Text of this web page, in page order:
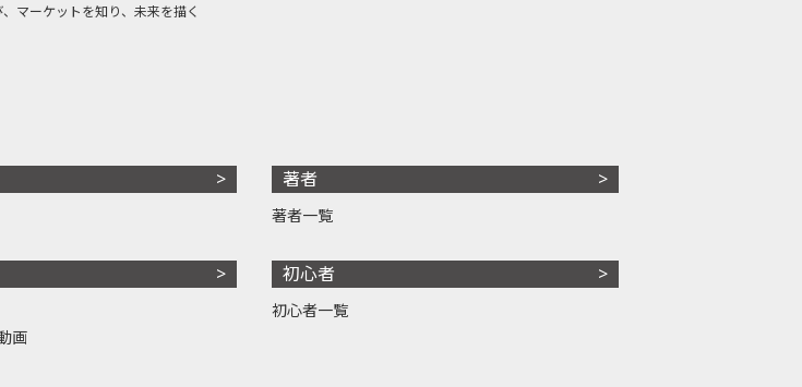
マーケットを知り、未来を描く
画
著者
著者一覧
初心者
初心者一覧